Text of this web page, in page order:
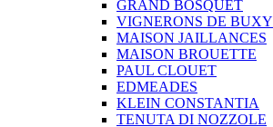
GRAND BOSQUET
VIGNERONS DE BUXY
MAISON JAILLANCES
MAISON BROUETTE
PAUL CLOUET
EDMEADES
KLEIN CONSTANTIA
TENUTA DI NOZZOLE